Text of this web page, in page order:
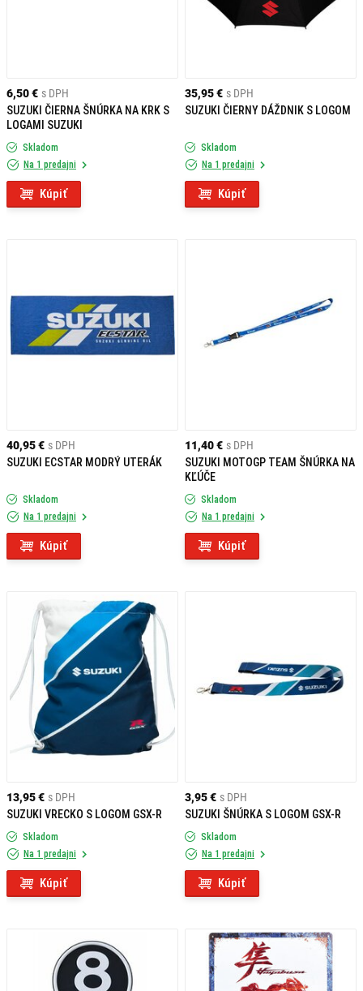
6,50 € s DPH
SUZUKI ČIERNA ŠNÚRKA NA KRK S
LOGAMI SUZUKI
Skladom
Na 1 predajni
Kúpiť
35,95 € s DPH
SUZUKI ČIERNY DÁŽDNIK S LOGOM
Skladom
Na 1 predajni
Kúpiť
40,95 € s DPH
SUZUKI ECSTAR MODRÝ UTERÁK
Skladom
Na 1 predajni
Kúpiť
11,40 € s DPH
SUZUKI MOTOGP TEAM ŠNÚRKA NA
KĽÚČE
Skladom
Na 1 predajni
Kúpiť
13,95 € s DPH
SUZUKI VRECKO S LOGOM GSX-R
Skladom
Na 1 predajni
Kúpiť
3,95 € s DPH
SUZUKI ŠNÚRKA S LOGOM GSX-R
Skladom
Na 1 predajni
Kúpiť